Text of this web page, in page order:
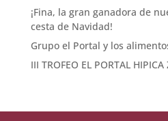
¡Fina, la gran ganadora de
cesta de Navidad!
Grupo el Portal y los
III TROFEO EL PORTAL HIPICA